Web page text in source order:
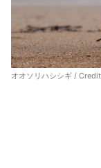
オオソリハシシギ /